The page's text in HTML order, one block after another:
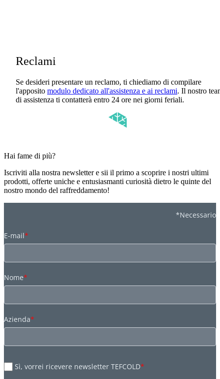
Reclami
Se desideri presentare un reclamo, ti chiediamo di compilare
l'apposito modulo dedicato all'assistenza e ai reclami. Il nostro
di assistenza ti contatterà entro 24 ore nei giorni feriali.
Hai fame di più?
Iscriviti alla nostra newsletter e sii il primo a scoprire i nostri ultimi
prodotti, offerte uniche e entusiasmanti curiosità dietro le quinte del
nostro mondo del raffreddamento!
*Necessario
E-mail*
Nome*
Azienda*
Sì, vorrei ricevere newsletter TEFCOLD*